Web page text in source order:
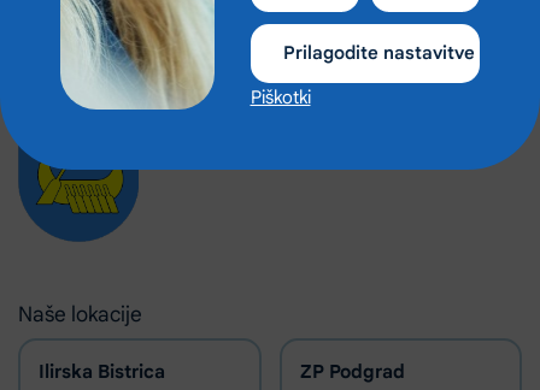
Prilagodite nastavitve
Piškotki
Obiščite nas na Facebooku
Naše lokacije
Ilirska Bistrica
ZP Podgrad